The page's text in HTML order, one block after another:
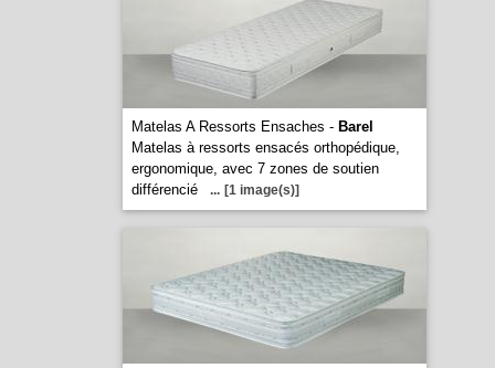
Matelas A Ressorts Ensaches - Barel
Matelas à ressorts ensacés orthopédique,
ergonomique, avec 7 zones de soutien
différencié
... [1 image(s)]